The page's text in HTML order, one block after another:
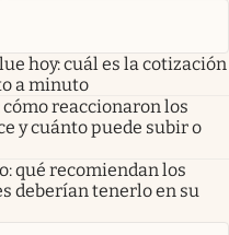
hoy: cuál es la cotización
a minuto
reaccionaron los
y cuánto puede subir o
qué recomiendan los
deberían tenerlo en su